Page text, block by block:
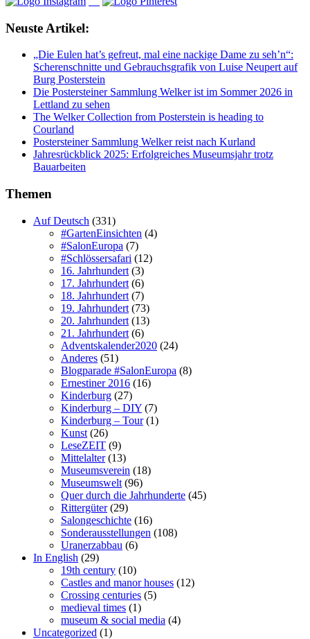
Neuste Artikel:
„Die Eulen hat’s gefreut, mal eine nackige Dame zu seh’n“:
Scherenschnitte und Gebrauchsgrafik von Luise Neupert auf
Burg Posterstein
Die Postersteiner Sammlung Welker ist im Sommer 2026 in
Lettland zu sehen
The Welker Collection from Posterstein is heading to
Courland
Postersteiner Sammlung Welker reist nach Kurland
Jahresrückblick 2025: Erfolgreiches Museumsjahr trotz
Bauarbeiten
Themen
Auf Deutsch (331)
#GartenEinsichten (4)
#SalonEuropa (7)
#Schlössersafari (12)
16. Jahrhundert (3)
17. Jahrhundert (6)
18. Jahrhundert (7)
19. Jahrhundert (73)
20. Jahrhundert (13)
21. Jahrhundert (6)
Adventskalender2020 (24)
Anderes (51)
Blogparade #SalonEuropa (8)
Ernestiner 2016 (16)
Kinderburg (27)
Kinderburg – DIY (7)
Kinderburg – Tour(1)
Kunst (26)
LeseZEIT (9)
Mittelalter(13)
Museumsverein (18)
Museumswelt (96)
Quer durch die Jahrhunderte (45)
Rittergüter(29)
Salongeschichte (16)
Sonderausstellungen (108)
Uranerzabbau (6)
In English (29)
19th century (10)
Castles and manor houses (12)
Crossing centuries (5)
medieval times (1)
museum & social media (4)
Uncategorized (1)